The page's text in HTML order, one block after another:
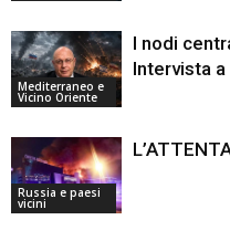
Mediterraneo e
Vicino Oriente
I nodi
Intervista a
Russia e paesi
vicini